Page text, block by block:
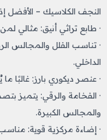
النجف الكلاسيك – الأفضل
· طابع تراثي أنيق: مثالي
· تناسب الفلل والمجالس
الداخلي.
· عنصر ديكوري بارز: غالبًا
· الفخامة والرقي: يتميز
والمجالس الكبيرة.
· إضاءة مركزية قوية: